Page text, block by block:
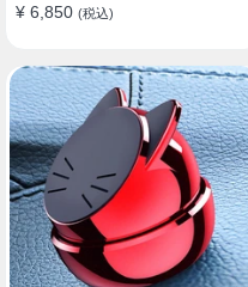
¥ 6,850 (税込)